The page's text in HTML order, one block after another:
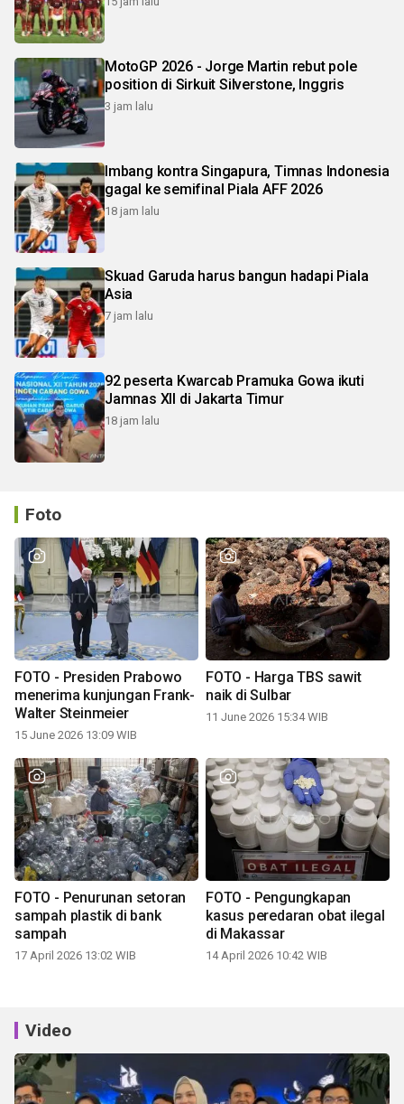
MotoGP 2026 - Jorge Martin rebut pole
position di Sirkuit Silverstone, Inggris
3 jam lalu
Imbang kontra Singapura, Timnas Indonesia
gagal ke semifinal Piala AFF 2026
18 jam lalu
Skuad Garuda harus bangun hadapi Piala
Asia
7 jam lalu
92 peserta Kwarcab Pramuka Gowa ikuti
Jamnas XII di Jakarta Timur
18 jam lalu
Foto
FOTO - Presiden Prabowo
menerima kunjungan Frank-
Walter Steinmeier
15 June 2026 13:09 WIB
FOTO - Harga TBS sawit
naik di Sulbar
11 June 2026 15:34 WIB
FOTO - Penurunan setoran
sampah plastik di bank
sampah
17 April 2026 13:02 WIB
FOTO - Pengungkapan
kasus peredaran obat ilegal
di Makassar
14 April 2026 10:42 WIB
Video